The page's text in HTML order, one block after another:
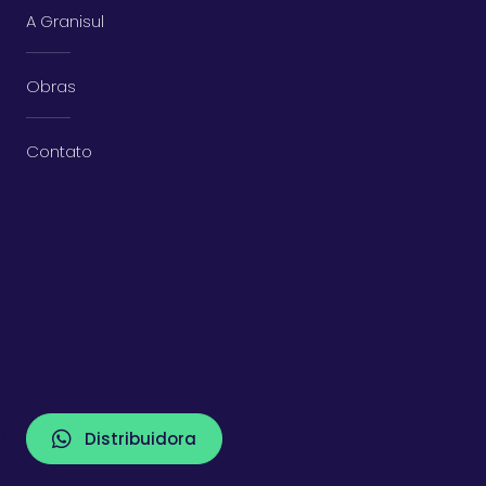
A Granisul
Obras
Contato
Distribuidora